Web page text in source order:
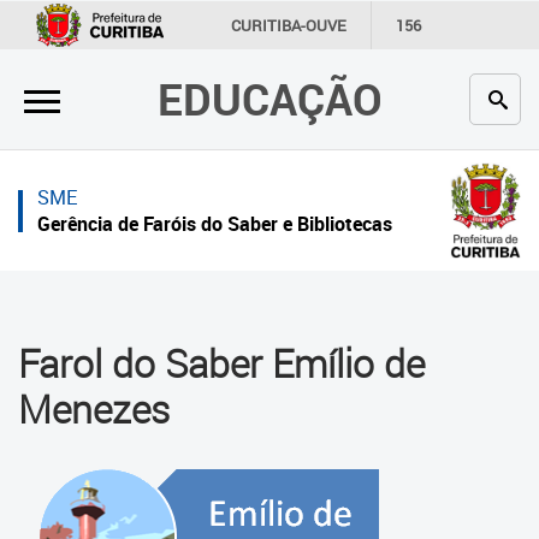
CURITIBA-OUVE 156
INFORMAÇÃO SECRETARIAS
EDUCAÇÃO
×
Inicial
Secretaria
Profissionais da educação
Contato
Links
Portal da Prefeitura de Curitiba
×
Inicial
Inicial
Secretaria
Crianças e estudantes
Comunidade
Contato
O que é
SME
Gerência de Faróis do Saber e Bibliotecas
Farol do Saber Emílio de
Menezes